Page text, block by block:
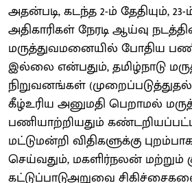
அதன்படி, கடந்த 2-ம் தேதியும், 23-
அதிகாரிகள் நேரடி ஆய்வு
மருத்துவமனையில் போதிய
இல்லை என்பதும், தமிழ்நாடு
நிறுவனங்கள்
கீழ்உரிய அனுமதி பெறாமல்
பணியாற்றியதும்
மட்டுமன்றி விதிகளுக்கு
செய்வதும், மகளிர்நலன் மற்றும்
கட்டுப்பாடுஅறுவை